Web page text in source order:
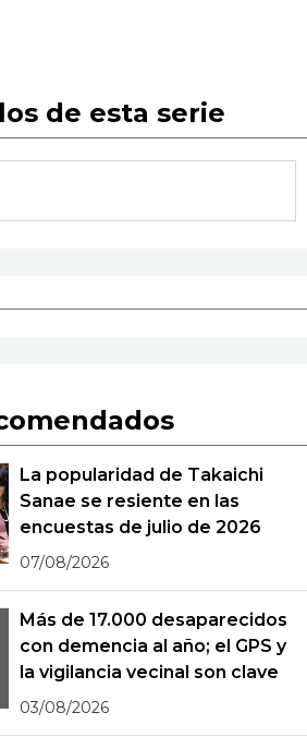
de esta serie
La popularidad de Takaichi
Sanae se resiente en las
encuestas de julio de 2026
07/08/2026
Más de 17.000 desaparecidos
con demencia al año; el GPS y
la vigilancia vecinal son clave
03/08/2026